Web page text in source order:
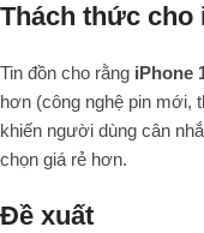
Thách thức cho
Tin đồn cho rằng iPhone
hơn (công nghệ pin mới,
khiến người dùng cân
chọn giá rẻ hơn.
Đề xuất